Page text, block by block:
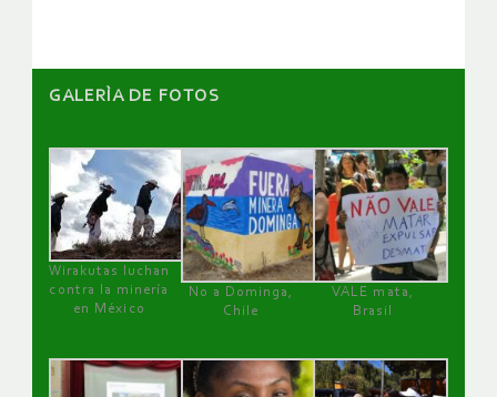
GALERÌA DE FOTOS
Wirakutas luchan
contra la minería
en México
No a Dominga,
Chile
VALE mata,
Brasil